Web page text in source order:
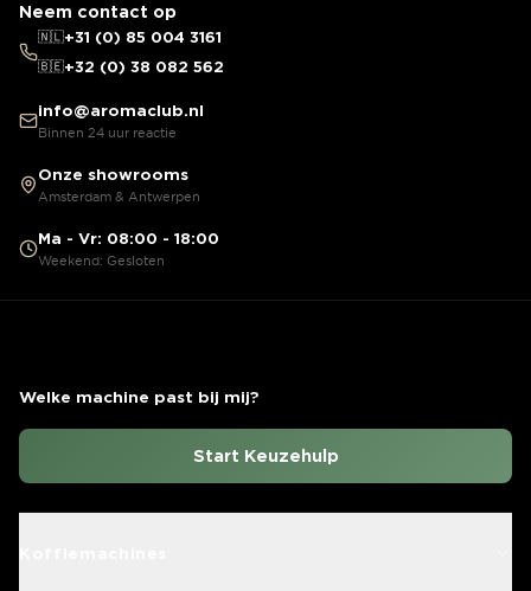
Neem contact op
🇳🇱+31 (0) 85 004 3161
🇧🇪+32 (0) 38 082 562
info@aromaclub.nl
Binnen 24 uur reactie
Onze showrooms
Amsterdam & Antwerpen
Ma - Vr: 08:00 - 18:00
Weekend: Gesloten
Welke machine past bij mij?
Start Keuzehulp